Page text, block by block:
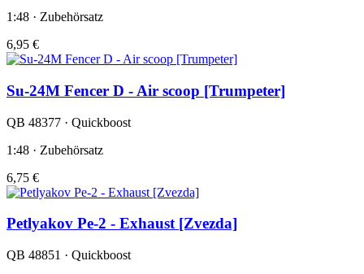
1:48 · Zubehörsatz
6,95 €
Su-24M Fencer D - Air scoop [Trumpeter]
QB 48377 · Quickboost
1:48 · Zubehörsatz
6,75 €
Petlyakov Pe-2 - Exhaust [Zvezda]
QB 48851 · Quickboost